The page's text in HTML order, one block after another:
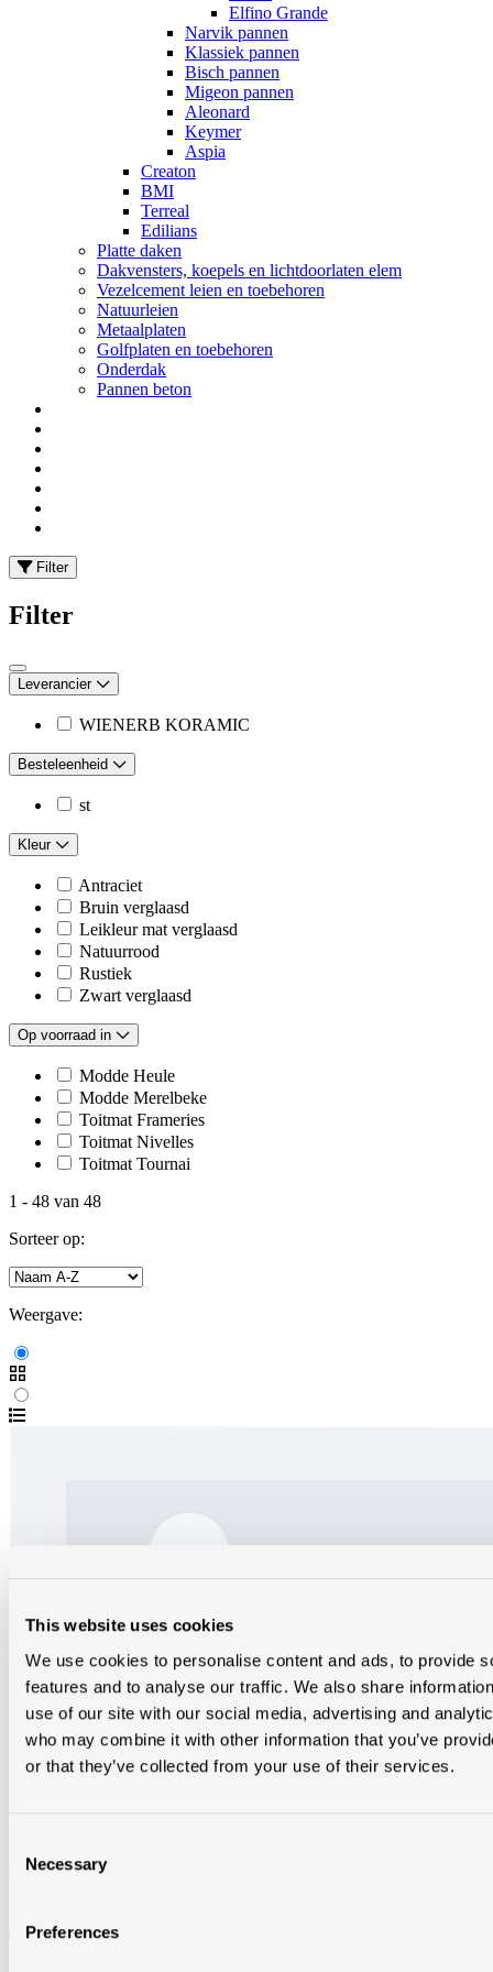
This website uses cookies
We use cookies to personalise content and ads, to provide
features and to analyse our traffic. We also share
use of our site with our social media, advertising and
who may combine it with other information that you’ve
or that they’ve collected from your use of their services.
Selection
Necessary
Preferences
Elfino Grande
Narvik pannen
Klassiek pannen
Bisch pannen
Migeon pannen
Aleonard
Keymer
Aspia
Creaton
BMI
Terreal
Edilians
Platte daken
Dakvensters, koepels en lichtdoorlaten elem
Vezelcement leien en toebehoren
Natuurleien
Metaalplaten
Golfplaten en toebehoren
Onderdak
Pannen beton
Filter
Filter
Leverancier
WIENERB KORAMIC
Besteleenheid
st
Kleur
Antraciet
Bruin verglaasd
Leikleur mat verglaasd
Natuurrood
Rustiek
Zwart verglaasd
Op voorraad in
Modde Heule
Modde Merelbeke
Toitmat Frameries
Toitmat Nivelles
Toitmat Tournai
1 - 48 van 48
Sorteer op:
Weergave:
Kor beginhaakvorst universeel 993 bruin geglazuurd 670
Op bestelling